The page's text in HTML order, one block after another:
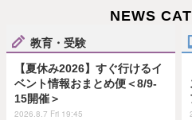
NEWS
教育・受験
【夏休み2026】すぐ行けるイ
ベント情報おまとめ便＜8/9-
15開催＞
2026.8.7 Fri 19:45